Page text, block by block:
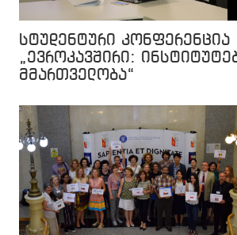
სტუდენტური კონფერენცია
„ევროკავშირი:
მმართველობა“